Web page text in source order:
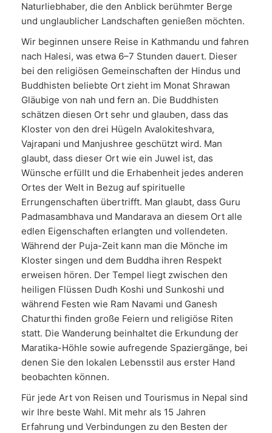
Naturliebhaber, die den Anblick berühmter Berge
und unglaublicher Landschaften genießen möchten.
Wir beginnen unsere Reise in Kathmandu und fahren
nach Halesi, was etwa 6–7 Stunden dauert. Dieser
bei den religiösen Gemeinschaften der Hindus und
Buddhisten beliebte Ort zieht im Monat Shrawan
Gläubige von nah und fern an. Die Buddhisten
schätzen diesen Ort sehr und glauben, dass das
Kloster von den drei Hügeln Avalokiteshvara,
Vajrapani und Manjushree geschützt wird. Man
glaubt, dass dieser Ort wie ein Juwel ist, das
Wünsche erfüllt und die Erhabenheit jedes anderen
Ortes der Welt in Bezug auf spirituelle
Errungenschaften übertrifft. Man glaubt, dass Guru
Padmasambhava und Mandarava an diesem Ort alle
edlen Eigenschaften erlangten und vollendeten.
Während der Puja-Zeit kann man die Mönche im
Kloster singen und dem Buddha ihren Respekt
erweisen hören. Der Tempel liegt zwischen den
heiligen Flüssen Dudh Koshi und Sunkoshi und
während Festen wie Ram Navami und Ganesh
Chaturthi finden große Feiern und religiöse Riten
statt. Die Wanderung beinhaltet die Erkundung der
Maratika-Höhle sowie aufregende Spaziergänge, bei
denen Sie den lokalen Lebensstil aus erster Hand
beobachten können.
Für jede Art von Reisen und Tourismus in Nepal sind
wir Ihre beste Wahl. Mit mehr als 15 Jahren
Erfahrung und Verbindungen zu den Besten der